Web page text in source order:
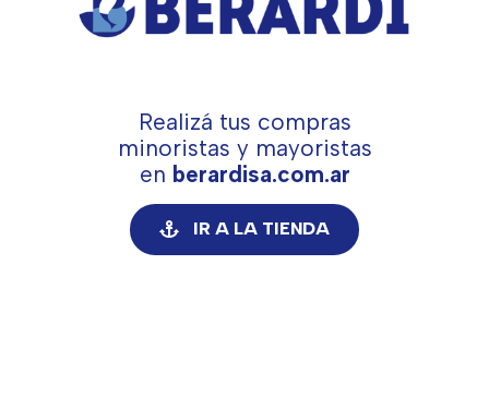
Realizá tus compras
minoristas y mayoristas
en berardisa.com.ar
IR A LA TIENDA